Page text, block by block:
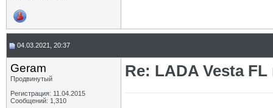
04.03.2021, 20:37
Geram
Продвинутый
Регистрация: 11.04.2015
Сообщений: 1,310
Re: LADA Vesta